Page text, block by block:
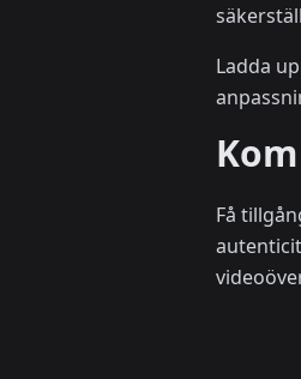
Ladda
Få